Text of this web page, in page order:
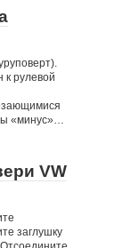
к рулевой
«минус»…
VW
заглушку